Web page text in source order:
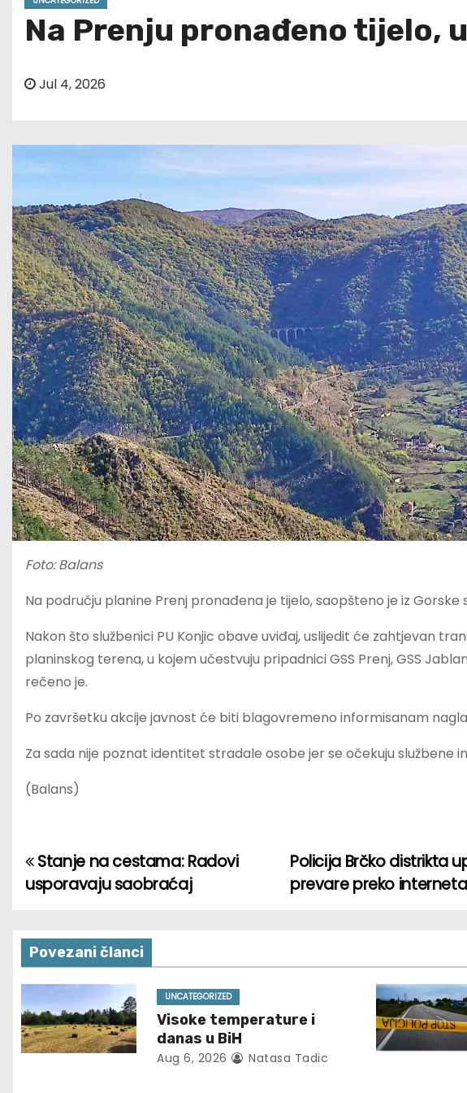
Na Prenju pronađeno tijelo,
Jul 4, 2026
Foto: Balans
Na području planine Prenj pronađena je tijelo, saopšteno je iz Gorske
Nakon što službenici PU Konjic obave uviđaj, uslijedit će zahtjevan
planinskog terena, u kojem učestvuju pripadnici GSS Prenj, GSS
rečeno je.
Po završetku akcije javnost će biti blagovremeno informisanam
Za sada nije poznat identitet stradale osobe jer se očekuju službene
(Balans)
P
s
t
n
a
Policija Brčko distrikta
prevare preko interneta
Stanje na cestama: Radovi
usporavaju saobraćaj
Povezani članci
UNCATEGORIZED
Visoke temperature i
danas u BiH
Aug 6, 2026 Natasa Tadic